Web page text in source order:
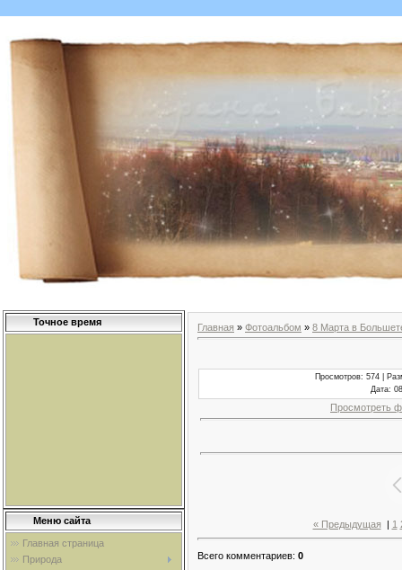
Точное время
Меню сайта
Главная страница
Природа
Главная » Фотоальбом » 8 Марта в
Просмотров: 574 |
Дата:
Просмотреть
« Предыдущая 1
Всего комментариев: 0